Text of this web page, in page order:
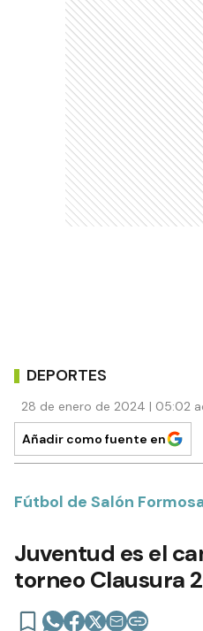
DEPORTES
28 de enero de 2024 | 05:02
Añadir como fuente en
Fútbol de Salón
Juventud es el
torneo Clausura